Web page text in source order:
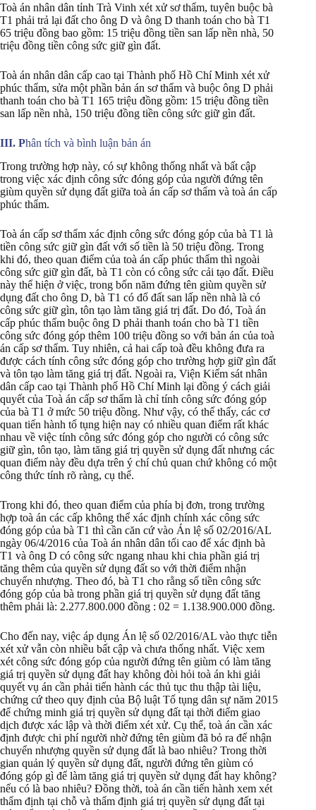
Toà án nhân dân tỉnh Trà Vinh xét xử sơ thẩm, tuyên buộc bà
T1 phải trả lại đất cho ông D và ông D thanh toán cho bà T1
65 triệu đồng bao gồm: 15 triệu đồng tiền san lấp nền nhà, 50
triệu đồng tiền công sức giữ gìn đất.
Toà án nhân dân cấp cao tại Thành phố Hồ Chí Minh xét xử
phúc thẩm, sửa một phần bản án sơ thẩm và buộc ông D phải
thanh toán cho bà T1 165 triệu đồng gồm: 15 triệu đồng tiền
san lấp nền nhà, 150 triệu đồng tiền công sức giữ gìn đất.
III. Phân tích và bình luận bản án
Trong trường hợp này, có sự không thống nhất và bất cập
trong việc xác định công sức đóng góp của người đứng tên
giùm quyền sử dụng đất giữa toà án cấp sơ thẩm và toà án cấp
phúc thẩm.
Toà án cấp sơ thẩm xác định công sức đóng góp của bà T1 là
tiền công sức giữ gìn đất với số tiền là 50 triệu đồng. Trong
khi đó, theo quan điểm của toà án cấp phúc thẩm thì ngoài
công sức giữ gìn đất, bà T1 còn có công sức cải tạo đất. Điều
này thể hiện ở việc, trong bốn năm đứng tên giùm quyền sử
dụng đất cho ông D, bà T1 có đổ đất san lấp nền nhà là có
công sức giữ gìn, tôn tạo làm tăng giá trị đất. Do đó, Toà án
cấp phúc thẩm buộc ông D phải thanh toán cho bà T1 tiền
công sức đóng góp thêm 100 triệu đồng so với bản án của toà
án cấp sơ thẩm. Tuy nhiên, cả hai cấp toà đều không đưa ra
được cách tính công sức đóng góp cho trường hợp giữ gìn đất
và tôn tạo làm tăng giá trị đất. Ngoài ra, Viện Kiểm sát nhân
dân cấp cao tại Thành phố Hồ Chí Minh lại đồng ý cách giải
quyết của Toà án cấp sơ thẩm là chỉ tính công sức đóng góp
của bà T1 ở mức 50 triệu đồng. Như vậy, có thể thấy, các cơ
quan tiến hành tố tụng hiện nay có nhiều quan điểm rất khác
nhau về việc tính công sức đóng góp cho người có công sức
giữ gìn, tôn tạo, làm tăng giá trị quyền sử dụng đất nhưng các
quan điểm này đều dựa trên ý chí chủ quan chứ không có một
công thức tính rõ ràng, cụ thể.
Trong khi đó, theo quan điểm của phía bị đơn, trong trường
hợp toà án các cấp không thể xác định chính xác công sức
đóng góp của bà T1 thì cần căn cứ vào Án lệ số 02/2016/AL
ngày 06/4/2016 của Toà án nhân dân tối cao để xác định bà
T1 và ông D có công sức ngang nhau khi chia phần giá trị
tăng thêm của quyền sử dụng đất so với thời điểm nhận
chuyển nhượng. Theo đó, bà T1 cho rằng số tiền công sức
đóng góp của bà trong phần giá trị quyền sử dụng đất tăng
thêm phải là: 2.277.800.000 đồng : 02 = 1.138.900.000 đồng.
Cho đến nay, việc áp dụng Án lệ số 02/2016/AL vào thực tiễn
xét xử vẫn còn nhiều bất cập và chưa thống nhất. Việc xem
xét công sức đóng góp của người đứng tên giùm có làm tăng
giá trị quyền sử dụng đất hay không đòi hỏi toà án khi giải
quyết vụ án cần phải tiến hành các thủ tục thu thập tài liệu,
chứng cứ theo quy định của Bộ luật Tố tụng dân sự năm 2015
để chứng minh giá trị quyền sử dụng đất tại thời điểm giao
dịch được xác lập và thời điểm xét xử. Cụ thể, toà án cần xác
định được chi phí người nhờ đứng tên giùm đã bỏ ra để nhận
chuyển nhượng quyền sử dụng đất là bao nhiêu? Trong thời
gian quản lý quyền sử dụng đất, người đứng tên giùm có
đóng góp gì để làm tăng giá trị quyền sử dụng đất hay không?
nếu có là bao nhiêu? Đồng thời, toà án cần tiến hành xem xét
thẩm định tại chỗ và thẩm định giá trị quyền sử dụng đất tại